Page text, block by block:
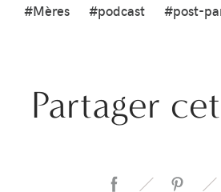
#Mères #podcast #post-
Partager